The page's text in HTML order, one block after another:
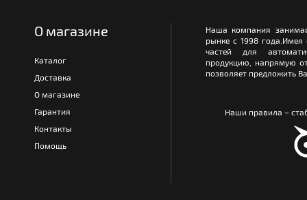
О магазине
Каталог
Доставка
О магазине
Гарантия
Контакты
Помощь
Наша компания
рынке с 1998
частей для
продукцию, напрямую
позволяет предложить
Наши правила –